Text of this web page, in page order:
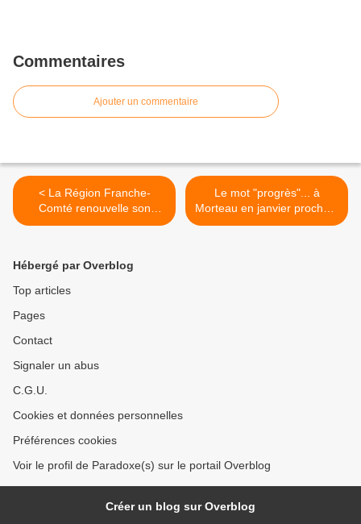
Commentaires
Ajouter un commentaire
< La Région Franche-
Comté renouvelle son
soutien à Paradoxe(s) au
Le mot "progrès"... à
Morteau en janvier prochain
>
Hébergé par Overblog
Top articles
Pages
Contact
Signaler un abus
C.G.U.
Cookies et données personnelles
Préférences cookies
Voir le profil de Paradoxe(s) sur le portail Overblog
Créer un blog sur Overblog